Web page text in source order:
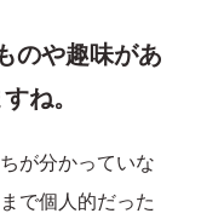
のや趣味があ
ね。
が分かっていな
で個人的だった